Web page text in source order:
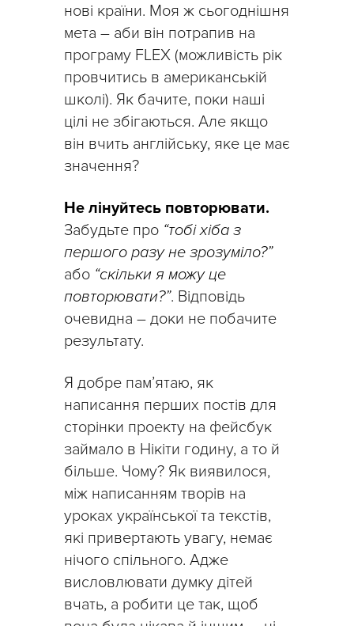
нові країни. Моя ж сьогоднішня
мета – аби він потрапив на
програму FLEX (можливість рік
провчитись в американській
школі). Як бачите, поки наші
цілі не збігаються. Але якщо
він вчить англійську, яке це має
значення?
Не лінуйтесь повторювати.
Забудьте про “тобі хіба з
першого разу не зрозуміло?”
або “скільки я можу це
повторювати?”. Відповідь
очевидна – доки не побачите
результату.
Я добре пам’ятаю, як
написання перших постів для
сторінки проекту на фейсбук
займало в Нікіти годину, а то й
більше. Чому? Як виявилося,
між написанням творів на
уроках української та текстів,
які привертають увагу, немає
нічого спільного. Адже
висловлювати думку дітей
вчать, а робити це так, щоб